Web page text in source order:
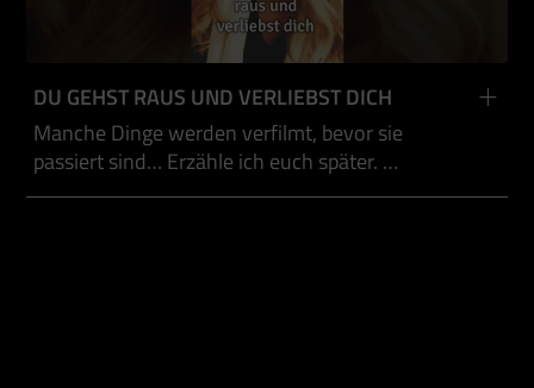
DU GEHST RAUS UND VERLIEBST DICH
Manche Dinge werden verfilmt, bevor sie
passiert sind… Erzähle ich euch später. …